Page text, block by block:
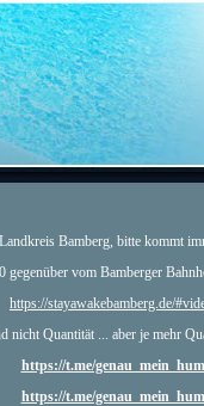
Bamberg, bitte kommt
gegenüber vom Bamberger
https://stayawakebamberg.de/
nicht Quantität ... aber je mehr
https://t.me/
https://t.me/